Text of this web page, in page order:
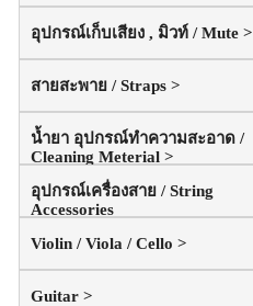
อุปกรณ์เก็บเสียง , มิวท์ / Mute >
สายสะพาย / Straps >
น้ำยา อุปกรณ์ทำความสะอาด /
Cleaning Meterial >
อุปกรณ์เครื่องสาย / String
Accessories
Violin / Viola / Cello >
Guitar >